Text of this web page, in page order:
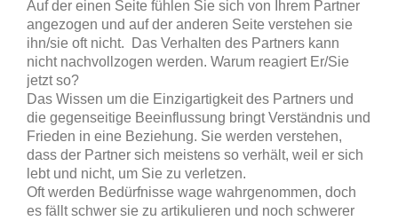
Auf der einen Seite fühlen Sie sich von Ihrem Partner
angezogen und auf der anderen Seite verstehen sie
ihn/sie oft nicht. Das Verhalten des Partners kann
nicht nachvollzogen werden. Warum reagiert Er/Sie
jetzt so?
Das Wissen um die Einzigartigkeit des Partners und
die gegenseitige Beeinflussung bringt Verständnis und
Frieden in eine Beziehung. Sie werden verstehen,
dass der Partner sich meistens so verhält, weil er sich
lebt und nicht, um Sie zu verletzen.
Oft werden Bedürfnisse wage wahrgenommen, doch
es fällt schwer sie zu artikulieren und noch schwerer